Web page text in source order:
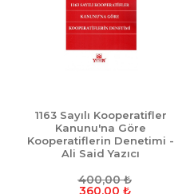
1163 Sayılı Kooperatifler
Kanunu'na Göre
Kooperatiflerin Denetimi -
Ali Said Yazıcı
400,00₺
360,00 ₺